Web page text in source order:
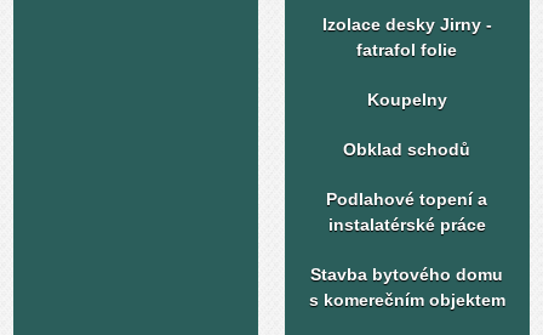
Izolace desky Jirny -
fatrafol folie
Koupelny
Obklad schodů
Podlahové topení a
instalatérské práce
Stavba bytového domu
s komerečním objektem